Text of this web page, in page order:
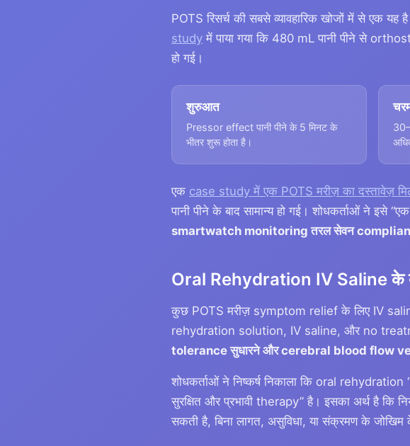
POTS रिसर्च की सबसे व्यावहारिक खोजों में से एक यह
study में पाया गया कि 480 mL पानी पीने से
हो गई।
शुरुआत
Pressor effect पानी पीने के 5 मिनट के
भीतर शुरू होता है।
एक case study में एक POTS मरीज़ का दस्तावेज़
पानी पीने के बाद सामान्य हो गई। शोधकर्ताओं ने इसे
smartwatch monitoring तरल सेवन
Oral Rehydration IV Saline के
कुछ POTS मरीज़ symptom relief के लिए IV
rehydration solution, IV saline, और no
tolerance सुधारने और cerebral blood flow
शोधकर्ताओं ने निष्कर्ष निकाला कि oral
सुरक्षित और प्रभावी therapy” है। इसका अर्थ है कि
सकती है, बिना लागत, असुविधा, या संक्रमण के जोखिम